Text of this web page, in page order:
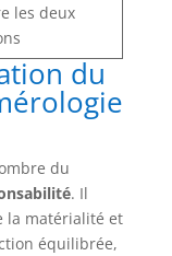
les deux
du
du
. Il
la matérialité et
équilibrée,